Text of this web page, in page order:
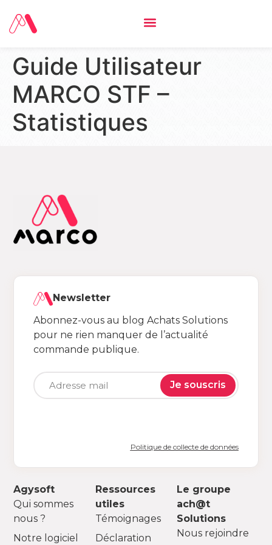
Guide Utilisateur
MARCO STF –
Statistiques
Agysoft
Qui sommes
nous ?
Notre logiciel
Ressources
utiles
Témoignages
Déclaration
Le groupe
ach@t
Solutions
Nous rejoindre
Newsletter
Abonnez-vous au blog Achats Solutions
pour ne rien manquer de l’actualité
commande publique.
Je souscris
Politique de collecte de données